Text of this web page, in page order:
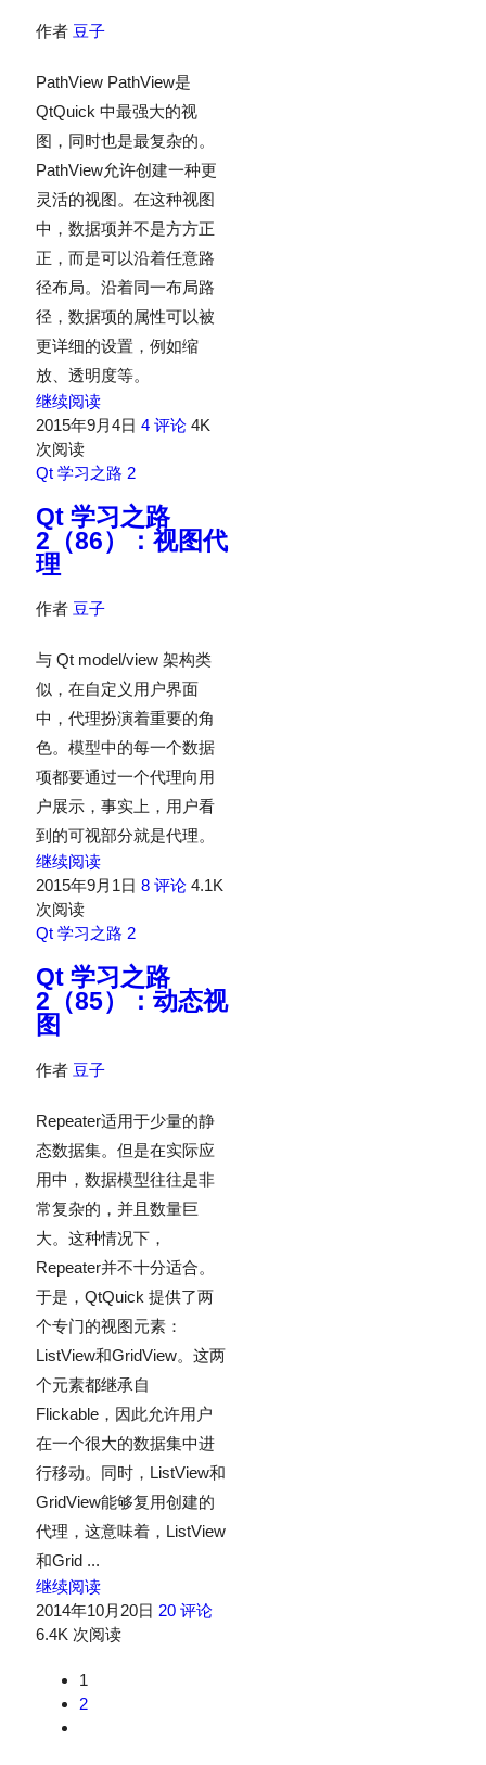
作者 豆子
PathView PathView是
QtQuick 中最强大的视
图，同时也是最复杂的。
PathView允许创建一种更
灵活的视图。在这种视图
中，数据项并不是方方正
正，而是可以沿着任意路
径布局。沿着同一布局路
径，数据项的属性可以被
更详细的设置，例如缩
放、透明度等。
继续阅读
2015年9月4日 4 评论 4K
次阅读
Qt 学习之路 2
Qt 学习之路
2（86）：视图代
理
作者 豆子
与 Qt model/view 架构类
似，在自定义用户界面
中，代理扮演着重要的角
色。模型中的每一个数据
项都要通过一个代理向用
户展示，事实上，用户看
到的可视部分就是代理。
继续阅读
2015年9月1日 8 评论 4.1K
次阅读
Qt 学习之路 2
Qt 学习之路
2（85）：动态视
图
作者 豆子
Repeater适用于少量的静
态数据集。但是在实际应
用中，数据模型往往是非
常复杂的，并且数量巨
大。这种情况下，
Repeater并不十分适合。
于是，QtQuick 提供了两
个专门的视图元素：
ListView和GridView。这两
个元素都继承自
Flickable，因此允许用户
在一个很大的数据集中进
行移动。同时，ListView和
GridView能够复用创建的
代理，这意味着，ListView
和Grid ...
继续阅读
2014年10月20日 20 评论
6.4K 次阅读
1
2